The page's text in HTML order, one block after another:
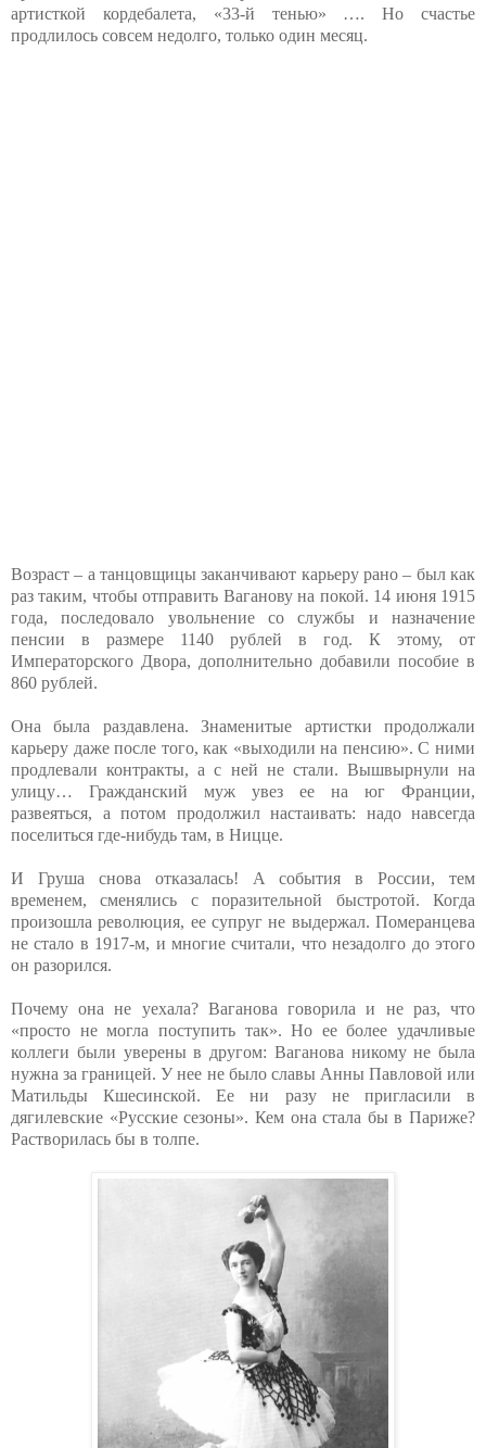
артисткой кордебалета, «33-й тенью» …. Но счастье
продлилось совсем недолго, только один месяц.
Возраст – а танцовщицы заканчивают карьеру рано – был как
раз таким, чтобы отправить Ваганову на покой. 14 июня 1915
года, последовало увольнение со службы и назначение
пенсии в размере 1140 рублей в год. К этому, от
Императорского Двора, дополнительно добавили пособие в
860 рублей.
Она была раздавлена. Знаменитые артистки продолжали
карьеру даже после того, как «выходили на пенсию». С ними
продлевали контракты, а с ней не стали. Вышвырнули на
улицу… Гражданский муж увез ее на юг Франции,
развеяться, а потом продолжил настаивать: надо навсегда
поселиться где-нибудь там, в Ницце.
И Груша снова отказалась! А события в России, тем
временем, сменялись с поразительной быстротой. Когда
произошла революция, ее супруг не выдержал. Померанцева
не стало в 1917-м, и многие считали, что незадолго до этого
он разорился.
Почему она не уехала? Ваганова говорила и не раз, что
«просто не могла поступить так». Но ее более удачливые
коллеги были уверены в другом: Ваганова никому не была
нужна за границей. У нее не было славы Анны Павловой или
Матильды Кшесинской. Ее ни разу не пригласили в
дягилевские «Русские сезоны». Кем она стала бы в Париже?
Растворилась бы в толпе.